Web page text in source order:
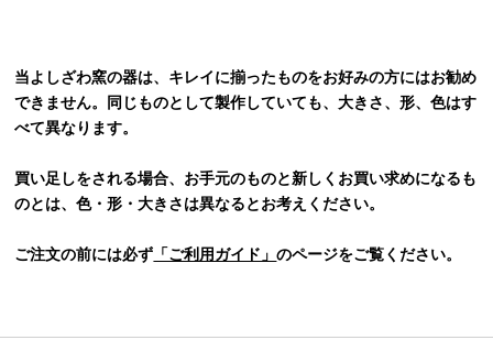
当よしざわ窯の器は、キレイに揃ったものをお好みの方にはお勧め
できません。同じものとして製作していても、大きさ、形、色はす
べて異なります。
買い足しをされる場合、お手元のものと新しくお買い求めになるも
のとは、色・形・大きさは異なるとお考えください。
ご注文の前には必ず 「ご利用ガイド」のページをご覧ください。